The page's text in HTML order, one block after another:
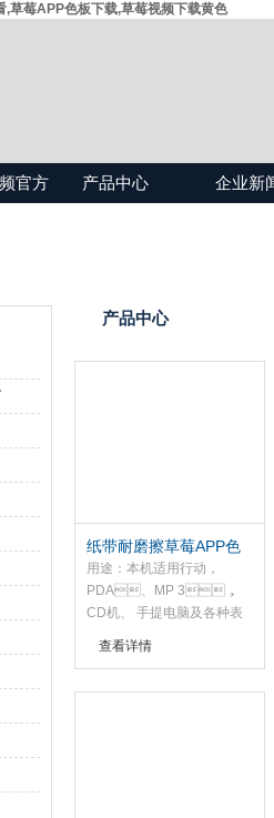
草莓APP色板下载,草莓视频下载黄色
站检测仪器有限公司
官方 产品中心 企业新
产品中心
纸带耐磨擦草莓APP色
板下载
用途：本机适用行动，
PDA、MP 3，
CD机、 手提电脑及各种表
荷重275g， 1
查看详情